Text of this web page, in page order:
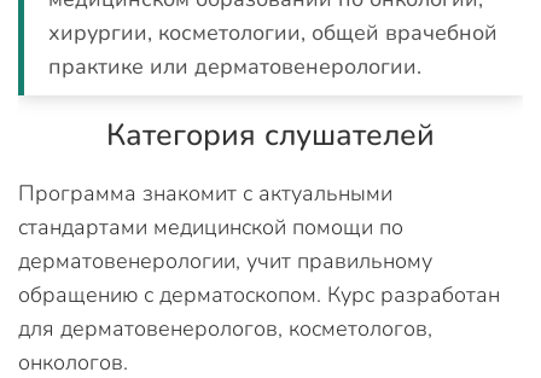
хирургии, косметологии, общей врачебной
практике или дерматовенерологии.
Категория слушателей
Программа знакомит с актуальными
стандартами медицинской помощи по
дерматовенерологии, учит правильному
обращению с дерматоскопом. Курс разработан
для дерматовенерологов, косметологов,
онкологов.